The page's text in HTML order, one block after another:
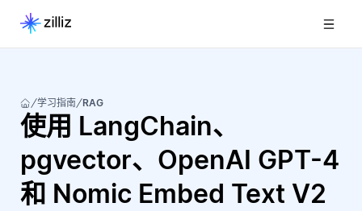
学习指南 RAG
使用 LangChain、
pgvector、OpenAI GPT-4
和 Nomic Embed Text V2